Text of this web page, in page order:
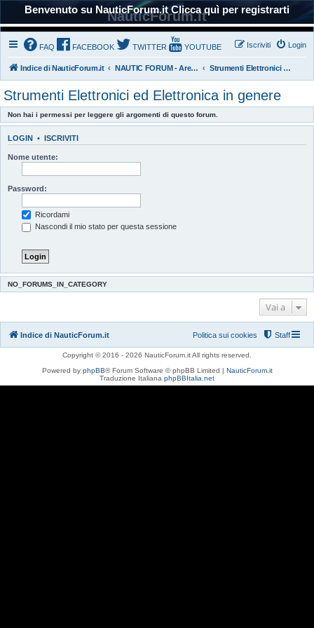
Benvenuto su NauticForum.it Clicca quì per registrarti
NauticForum.it
FAQ FACEBOOK TWITTER YOUTUBE Login
Iscriviti
Indice di NauticForum.it NAUTIC FORUM - Area Tecnica Strumenti Elettronici ed Elettronica in genere
Strumenti Elettronici ed Elettronica in genere
Non hai i permessi per leggere gli argomenti di questo forum.
LOGIN • ISCRIVITI
Nome utente:
Password:
Ricordami
Nascondi il mio stato per questa sessione
NO_FORUMS_IN_CATEGORY
Vai a
Indice di NauticForum.it Staff
Politica sui cookies
Copyright © 2016 - 2026 NauticForum.it All rights reserved.
Powered by phpBB® Forum Software © phpBB Limited | NauticForum.it
Traduzione Italiana phpBBItalia.net